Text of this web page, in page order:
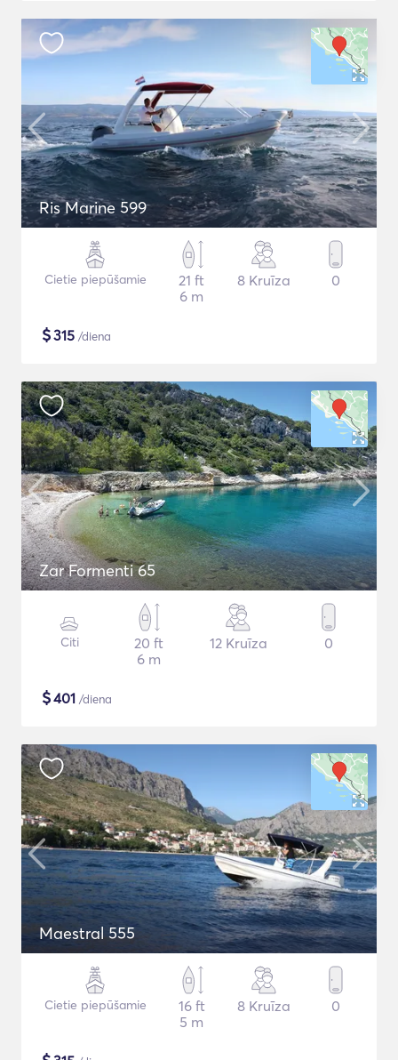
Ris Marine 599
Cietie piepūšamie
21 ft
6 m
8 Kruīza 0
$315 /diena
Zar Formenti 65
Citi
20 ft
6 m
12 Kruīza 0
$401 /diena
Maestral 555
Cietie piepūšamie
16 ft
5 m
8 Kruīza 0